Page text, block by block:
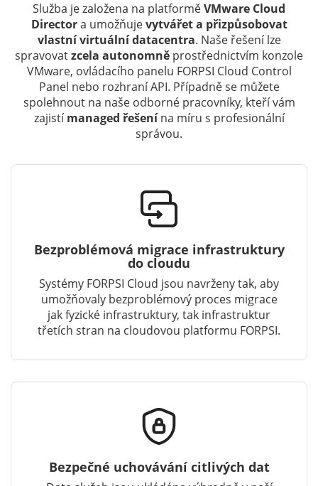
Služba je založena na platforměVMware Cloud
Directora umožňujevytvářet a přizpůsobovat
vlastní virtuální datacentra. Naše řešení lze
spravovatzcela autonomně prostřednictvím konzole
VMware, ovládacího panelu FORPSI Cloud Control
Panel nebo rozhraní API. Případně se můžete
spolehnout na naše odborné pracovníky, kteří vám
zajistímanaged řešenína míru s profesionální
správou.
Bezproblémová migrace infrastruktury
do cloudu
Systémy FORPSI Cloud jsou navrženy tak, aby
umožňovaly bezproblémový proces migrace
jak fyzické infrastruktury, tak infrastruktur
třetích stran na cloudovou platformu FORPSI.
Bezpečné uchovávání citlivých dat